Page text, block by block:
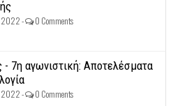
2022 - 0 Comments
- 7η αγωνιστική: Αποτελέσματα
2022 - 0 Comments